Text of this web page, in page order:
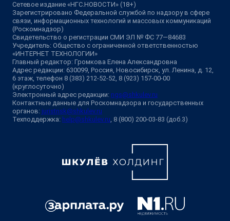
Сетевое издание «НГС.НОВОСТИ» (18+)
Зарегистрировано Федеральной службой по надзору в сфере
связи, информационных технологий и массовых коммуникаций
(Роскомнадзор)
Свидетельство о регистрации СМИ ЭЛ № ФС 77—84683
Учредитель: Общество с ограниченной ответственностью
«ИНТЕРНЕТ ТЕХНОЛОГИИ»
Главный редактор: Громкова Елена Александровна
Адрес редакции: 630099, Россия, Новосибирск, ул. Ленина, д. 12,
6 этаж, телефон 8 (383) 212-52-52, 8 (923) 157-00-00
(круглосуточно)
Электронный адрес редакции: ngs@shkulev.ru
Контактные данные для Роскомнадзора и государственных
органов: juristnsk@shkulev.ru
Техподдержка: help@shkulev.ru, 8 (800) 200-03-83 (доб.3)